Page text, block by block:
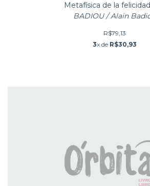
Metafísica de la
BADIOU / Alain
R$79,13
3x de R$30,93